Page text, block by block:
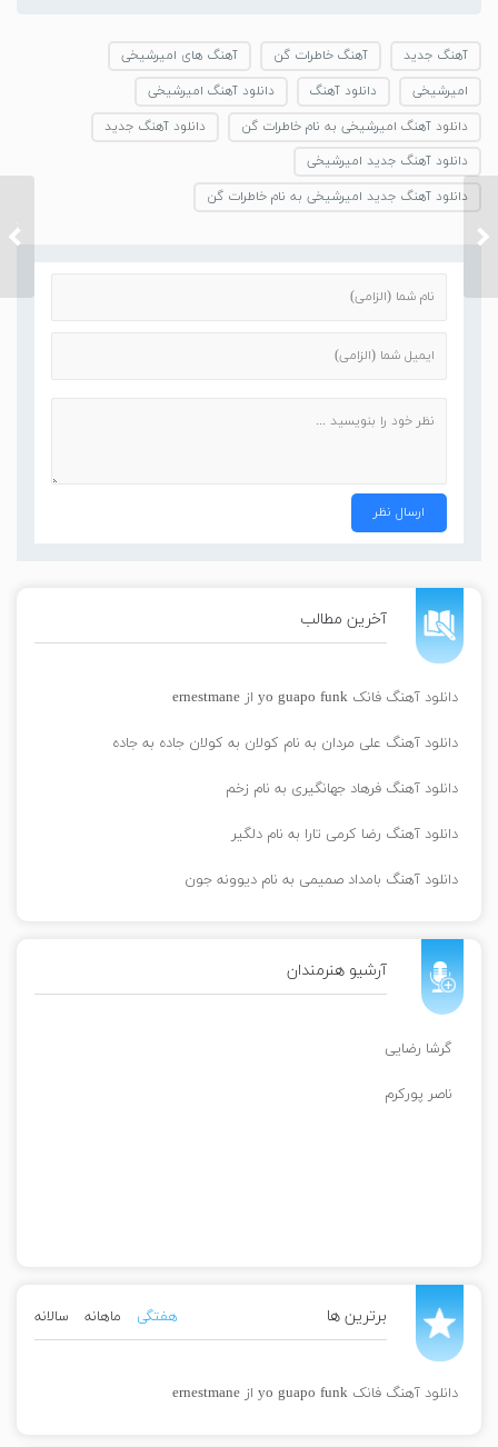
آخرین مطالب
دانلود آهنگ فانک yo guapo funk از ernestmane
دانلود آهنگ علی مردان به نام کولان به کولان جاده به جاده
دانلود آهنگ فرهاد جهانگیری به نام زخم
دانلود آهنگ رضا کرمی تارا به نام دلگیر
دانلود آهنگ بامداد صمیمی به نام دیوونه جون
آرشیو هنرمندان
گرشا رضایی
ناصر پورکرم
برترین ها هفتگی ماهانه سالانه
دانلود آهنگ فانک yo guapo funk از ernestmane
شاه
آهنگ جدید آهنگ خاطرات گن
آهنگ های امیرشیخی
امیرشیخی
دانلود آهنگ
دانلود آهنگ امیرشیخی
دانلود آهنگ امیرشیخی به نام خاطرات گن
دانلود آهنگ جدید
دانلود آهنگ جدید امیرشیخی
دانلود آهنگ جدید امیرشیخی به نام خاطرات گن